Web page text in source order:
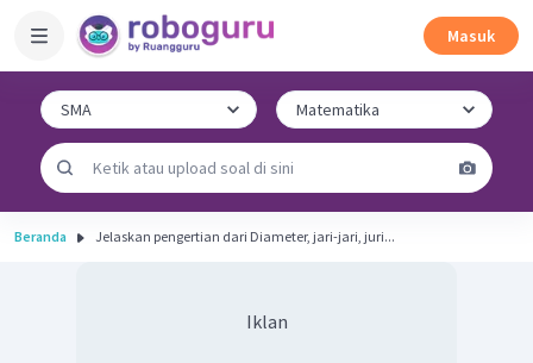
Masuk
Beranda Jelaskan pengertian dari Diameter, jari-jari, juri...
Iklan